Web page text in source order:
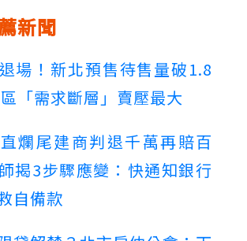
新聞
場！新北預售待售量破1.8
「需求斷層」賣壓最大
爛尾建商判退千萬再賠百
揭3步驟應變：快通知銀行
自備款